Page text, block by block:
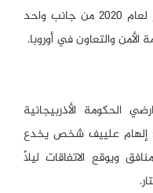
بتفسير بنود اتفاقية وقف إطلاق النار لعام 2020 من جانب واحد
والتعاون في أوروبا.
الحكومة الأذربيجانية
إلهام علييف شخص يخدع
ويوقع الاتفاقات ليلاً